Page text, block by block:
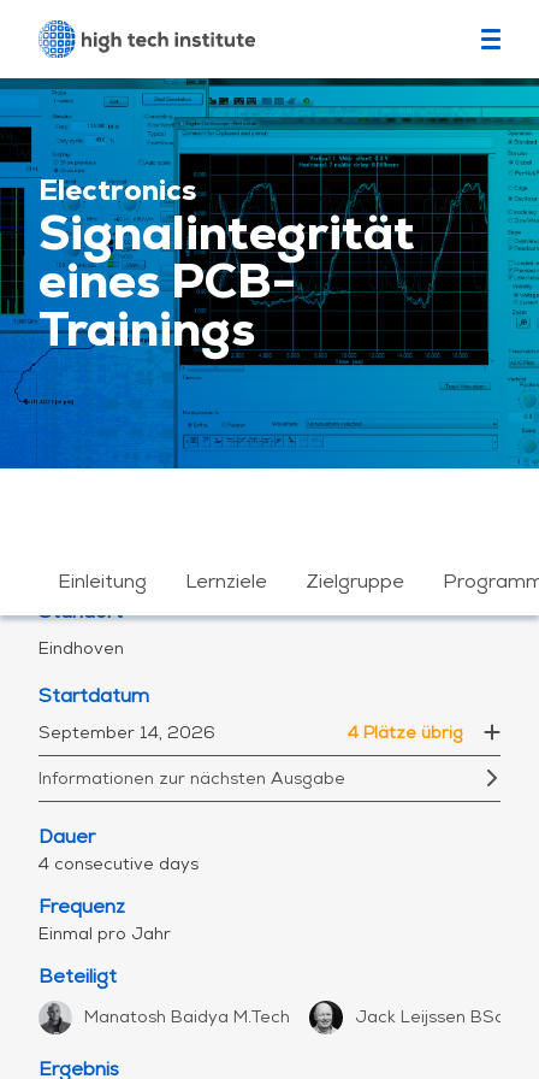
Electronics
Signalintegrität
eines PCB-
Trainings
Einleitung Lernziele Zielgruppe
Standort
Eindhoven
Startdatum
September 14, 2026 4 Plätze übrig
Informationen zur nächsten Ausgabe
Dauer
4 consecutive days
Frequenz
Einmal pro Jahr
Beteiligt
Manatosh Baidya M.Tech Jack Leijssen BSc
Ergebnis